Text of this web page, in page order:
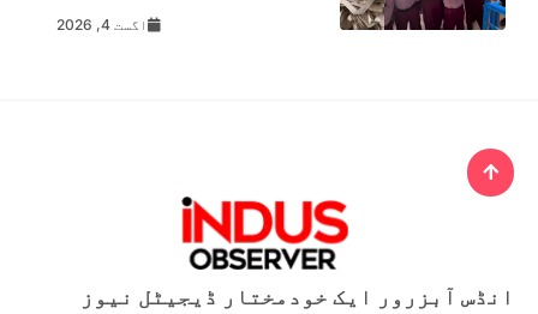
اگست 4, 2026
انڈس آبزرور ایک خودمختار ڈیجیٹل نیوز